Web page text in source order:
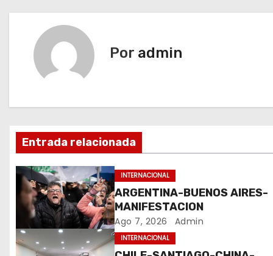
a
a
c
i
ó
n
d
Por admin
Entrada relacionada
INTERNACIONAL
ARGENTINA-BUENOS AIRES-
MANIFESTACION
Ago 7, 2026 Admin
INTERNACIONAL